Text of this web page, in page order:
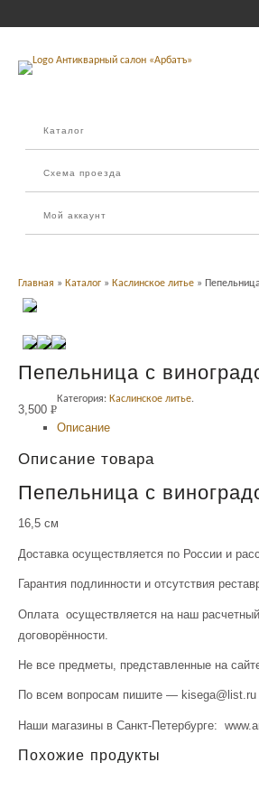
Каталог
Схема проезда
Мой аккаунт
Главная » Каталог » Каслинское литье »
Пепельница с
3,500 Р
УБ.
Категория: Каслинское литье.
Описание
Описание товара
Пепельница с
16,5 см
Доставка осуществляется по России и
Гарантия подлинности и отсутствия
Оплата осуществляется на наш
договорённости.
Не все предметы, представленные на
По всем вопросам пишите — kisega@list.ru
Наши магазины в Санкт-Петербурге:
Похожие продукты